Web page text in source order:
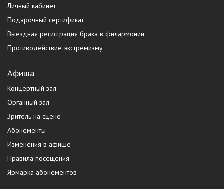
Личный кабинет
Подарочный сертификат
Выездная регистрация брака в филармонии
Противодействие экстремизму
Афиша
Концертный зал
Органный зал
Зритель на сцене
Абонементы
Изменения в афише
Правила посещения
Ярмарка абонементов